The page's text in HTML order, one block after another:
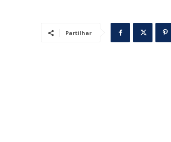
Partilhar